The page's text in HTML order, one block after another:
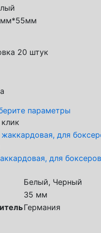
20 штук
параметры
для
Белый, Черный
35 мм
Германия